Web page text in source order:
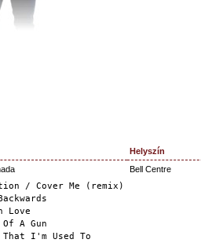
Helyszín
Bell Centre
/ Cover Me (remix)
Love
A Gun
I'm Used To